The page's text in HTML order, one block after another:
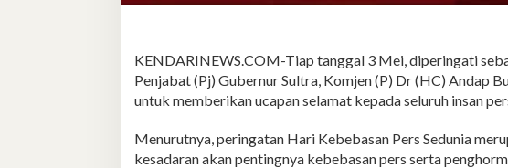
KENDARINEWS.COM-Tiap tanggal 3 Mei, diperingati
Penjabat (Pj) Gubernur Sultra, Komjen (P) Dr (HC) Andap
untuk memberikan ucapan selamat kepada seluruh insan
Menurutnya, peringatan Hari Kebebasan Pers Sedunia
kesadaran akan pentingnya kebebasan pers serta